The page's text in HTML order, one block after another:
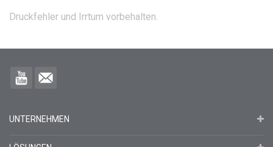
Druckfehler und Irrtum vorbehalten.
UNTERNEHMEN